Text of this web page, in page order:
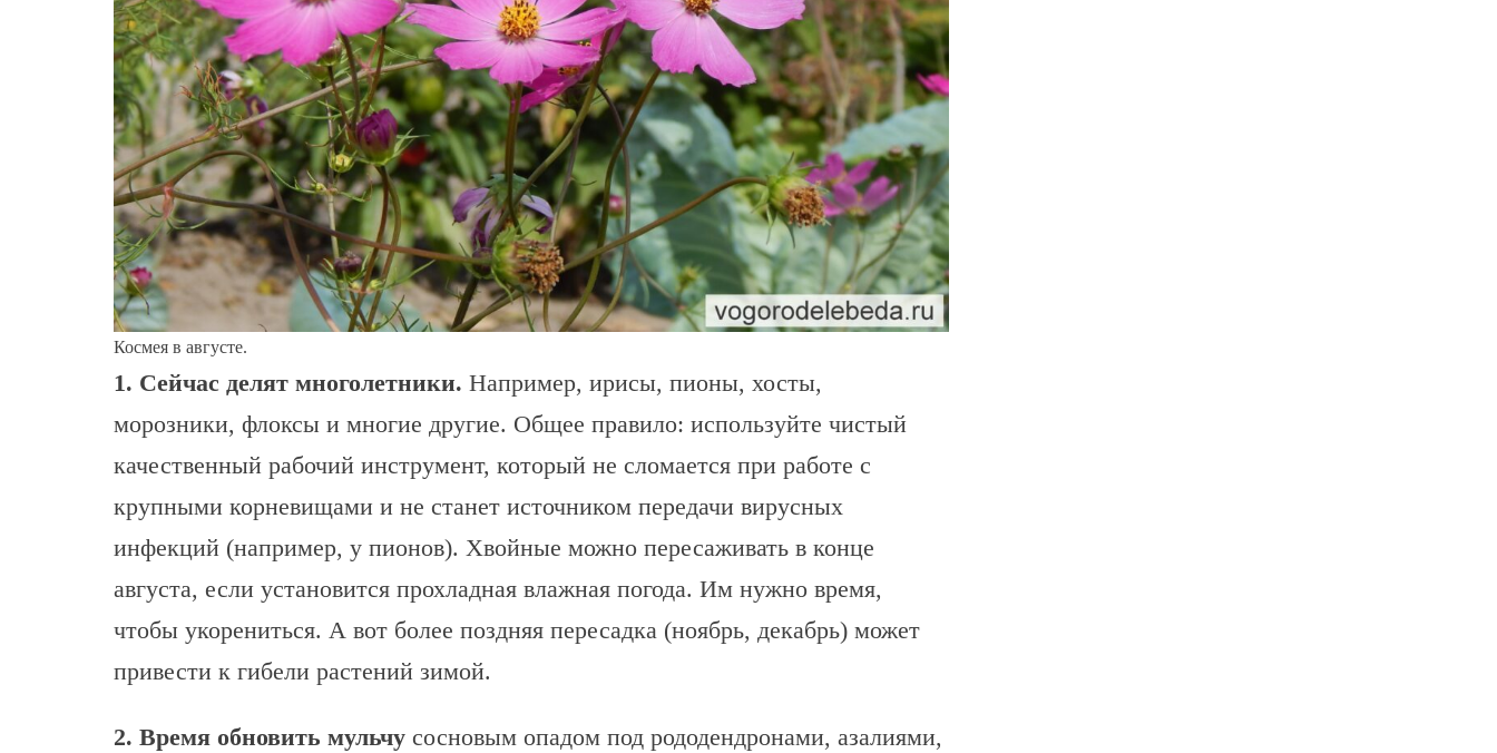
Космея в августе.
1. Сейчас делят многолетники. Например, ирисы, пионы, хосты,
морозники, флоксы и многие другие. Общее правило: используйте чистый
качественный рабочий инструмент, который не сломается при работе с
крупными корневищами и не станет источником передачи вирусных
инфекций (например, у пионов). Хвойные можно пересаживать в конце
августа, если установится прохладная влажная погода. Им нужно время,
чтобы укорениться. А вот более поздняя пересадка (ноябрь, декабрь) может
привести к гибели растений зимой.
2. Время обновить мульчу сосновым опадом под рододендронами, азалиями,